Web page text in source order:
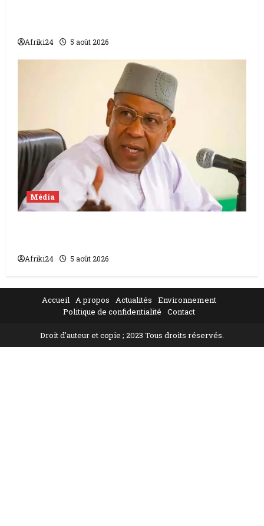
Afriki24 5 août 2026
Média
Afriki24 5 août 2026
Accueil A propos Actualités
Environnement
Politique de confidentialité
Contact
Droit d'auteur et copie ; 2023 Tous droits réservés.